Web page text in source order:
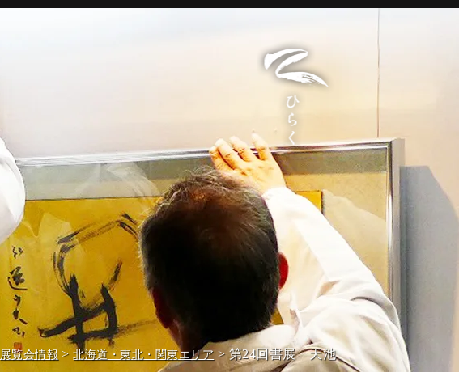
展覧会情報 >北海道・東北・関東エリア > 第24回書展 天池